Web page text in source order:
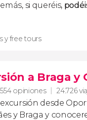
si queréis,
y free tours
a Braga y
opiniones 24.726
desde
y Braga y